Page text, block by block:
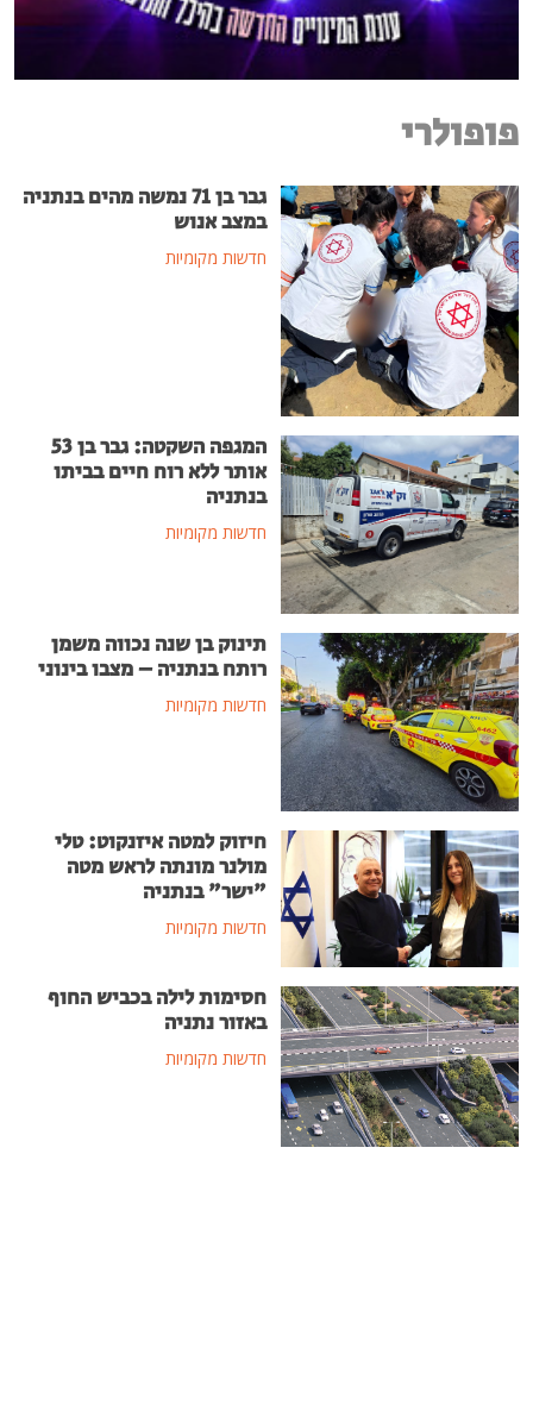
פופולרי
גבר בן 71 נמשה מהים בנתניה
במצב אנוש
חדשות מקומיות
המגפה השקטה: גבר בן 53
אותר ללא רוח חיים בביתו
בנתניה
חדשות מקומיות
תינוק בן שנה נכווה משמן
רותח בנתניה – מצבו בינוני
חדשות מקומיות
חיזוק למטה איזנקוט: טלי
מולנר מונתה לראש מטה
"ישר" בנתניה
חדשות מקומיות
חסימות לילה בכביש החוף
באזור נתניה
חדשות מקומיות